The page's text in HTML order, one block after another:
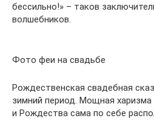
бессильно!» – таков
волшебников.
Фото феи на свадьбе
Рождественская свадебная
зимний период. Мощная харизма
и Рождества сама по себе